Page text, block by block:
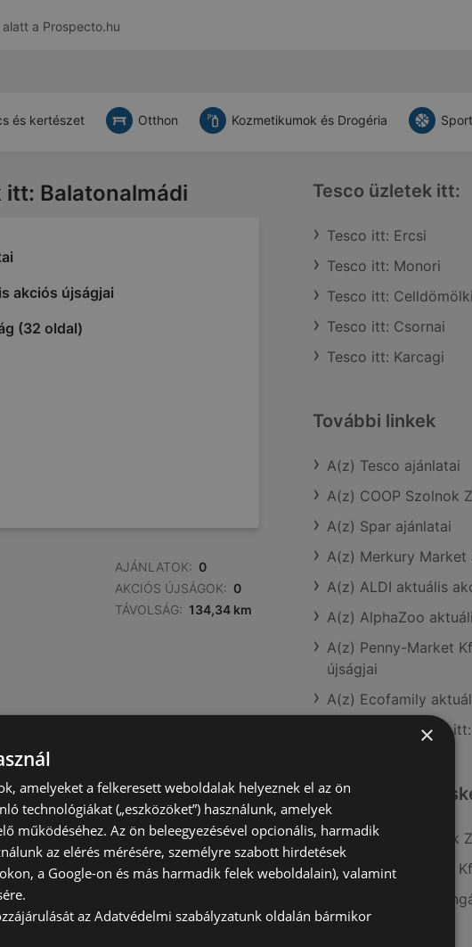
a Prospecto.hu
és kertészet Otthon Kozmetikumok és Drogéria
Balatonalmádi
akciós újságjai
(32 oldal)
AJÁNLATOK: 0
AKCIÓS ÚJSÁGOK: 0
TÁVOLSÁG: 134,34 km
Tesco üzletek itt:
Tesco itt: Ercsi
Tesco itt: Monori
Tesco itt: Celldömölki
Tesco itt: Csornai
Tesco itt: Karcagi
További linkek
A(z) Tesco ajánlatai
A(z) COOP Szolnok
A(z) Spar ajánlatai
A(z) Merkury Market
A(z) ALDI aktuális
A(z) AlphaZoo
A(z) Penny-Market
újságjai
A(z) Ecofamily
A(z) Tesco üzletei
Hasonló
A(z) COOP Szolnok
A(z) Penny-Market
A(z) Fressnapf-
×
amelyeket a felkeresett weboldalak helyeznek el az ön
technológiákat („eszközöket”) használunk, amelyek
működéséhez. Az ön beleegyezésével opcionális, harmadik
az elérés mérésére, személyre szabott hirdetések
a Google-on és más harmadik felek weboldalain), valamint
az Adatvédelmi szabályzatunk oldalán bármikor